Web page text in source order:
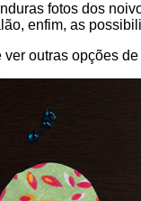
fotos dos
enfim, as
outras opções